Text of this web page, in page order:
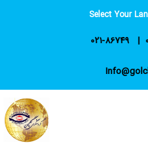
Select Your
021-86749